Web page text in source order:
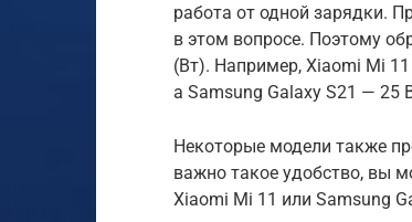
работа от одной зарядки.
в этом вопросе. Поэтому
(Вт). Например, Xiaomi Mi
а Samsung Galaxy S21 — 25
Некоторые модели также
важно такое удобство, вы
Xiaomi Mi 11 или Samsung